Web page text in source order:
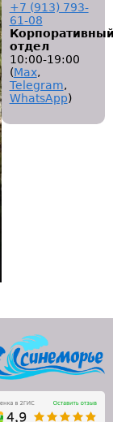
+7 (913) 793-
61-08
отдел
10:00-19:00
(Мах,
Telegram,
WhatsApp)